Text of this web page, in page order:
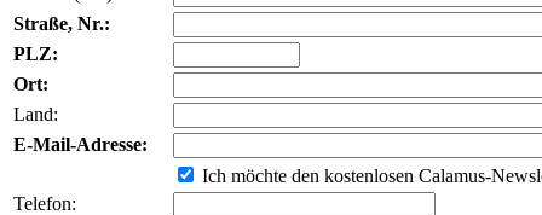
Straße, Nr.:
PLZ:
Ort:
Land:
E-Mail-Adresse:
Ich möchte den kostenlosen Calamus-
Telefon: